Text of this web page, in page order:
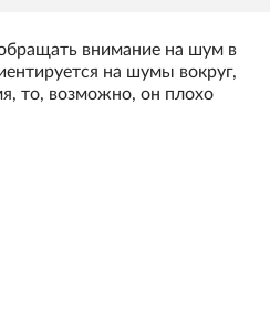
внимание на шум в
на шумы вокруг,
то, возможно, он плохо